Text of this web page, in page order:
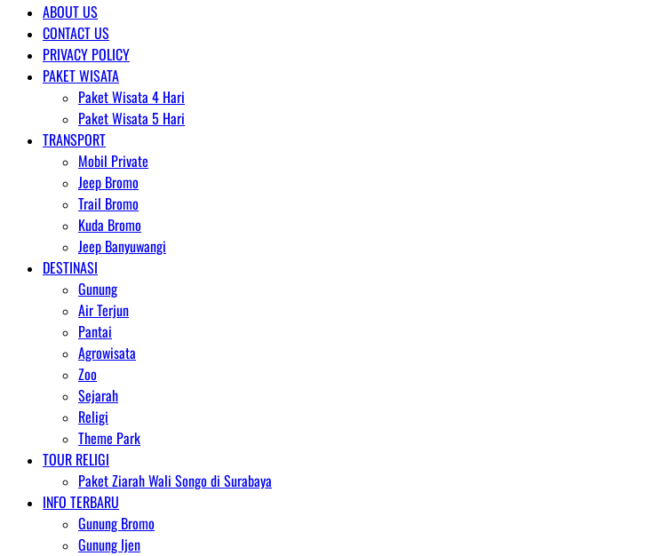
ABOUT US
CONTACT US
PRIVACY POLICY
PAKET WISATA
Paket Wisata 4 Hari
Paket Wisata 5 Hari
TRANSPORT
Mobil Private
Jeep Bromo
Trail Bromo
Kuda Bromo
Jeep Banyuwangi
DESTINASI
Gunung
Air Terjun
Pantai
Agrowisata
Zoo
Sejarah
Religi
Theme Park
TOUR RELIGI
Paket Ziarah Wali Songo di Surabaya
INFO TERBARU
Gunung Bromo
Gunung Ijen